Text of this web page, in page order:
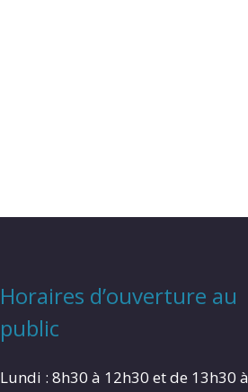
Horaires d’ouverture au
public
Lundi : 8h30 à 12h30 et de 13h30 à